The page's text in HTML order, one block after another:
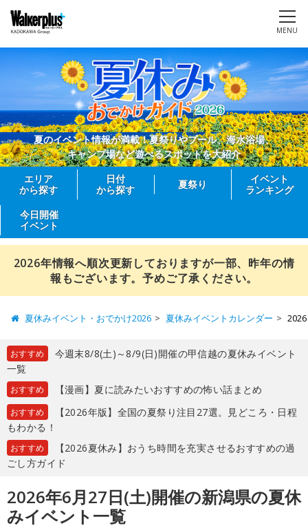
MENU
夏のイベント情報が満載！夏祭りやプール、海水浴場、
キャンプ場など遊べるスポットを大紹介
エリア
から探す
日付
から探す
夏祭り
イベント
ランキング
今日開催
イベント
2026年情報へ順次更新しておりますが一部、昨年の情
報もございます。予めご了承ください。
夏休みイベント・おでかけ2026 夏休みイベントカレンダー
おすすめ
今週末8/8(土)～8/9(日)開催の甲信越の夏休みイベント
一覧
おすすめ 【漫画】夏に読みたいおすすめの怖い話まとめ
おすすめ
【2026年版】全国の夏祭り注目27選。見どころ・日程
もわかる！
おすすめ
【2026夏休み】おうち時間を充実させるおすすめの過
ごし方ガイド
2026年6月27日(土)開催の新潟県の夏休
みイベント一覧